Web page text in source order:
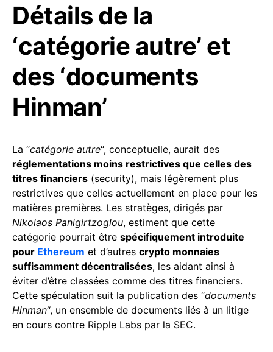
Détails de la
‘catégorie autre’ et
des ‘documents
Hinman’
La “catégorie autre“, conceptuelle, aurait des
réglementations moins restrictives que celles des
titres financiers (security), mais légèrement plus
restrictives que celles actuellement en place pour les
matières premières. Les stratèges, dirigés par
Nikolaos Panigirtzoglou, estiment que cette
catégorie pourrait être spécifiquement introduite
pour Ethereum et d’autres crypto monnaies
suffisamment décentralisées, les aidant ainsi à
éviter d’être classées comme des titres financiers.
Cette spéculation suit la publication des “documents
Hinman“, un ensemble de documents liés à un litige
en cours contre Ripple Labs par la SEC.